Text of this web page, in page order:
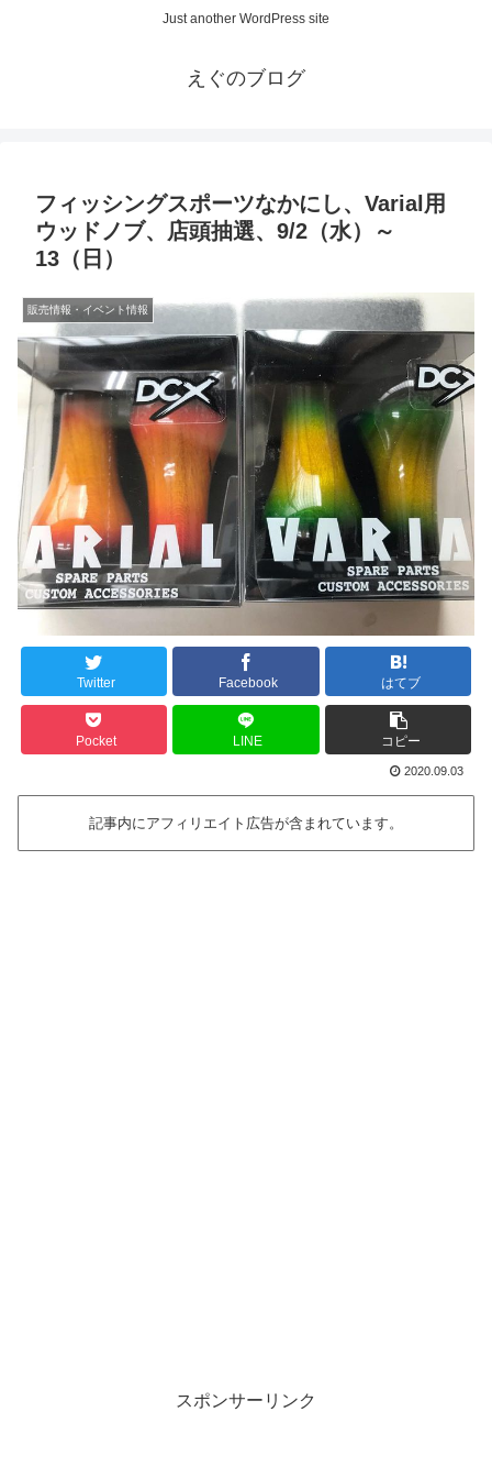
Just another WordPress site
えぐのブログ
フィッシングスポーツなかにし、Varial用
ウッドノブ、店頭抽選、9/2（水）～
13（日）
販売情報・イベント情報
Twitter Facebook はてブ
Pocket LINE コピー
2020.09.03
記事内にアフィリエイト広告が含まれています。
スポンサーリンク